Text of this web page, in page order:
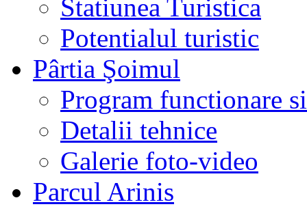
Statiunea Turistica
Potentialul turistic
Pârtia Şoimul
Program functionare
Detalii tehnice
Galerie foto-video
Parcul Arinis